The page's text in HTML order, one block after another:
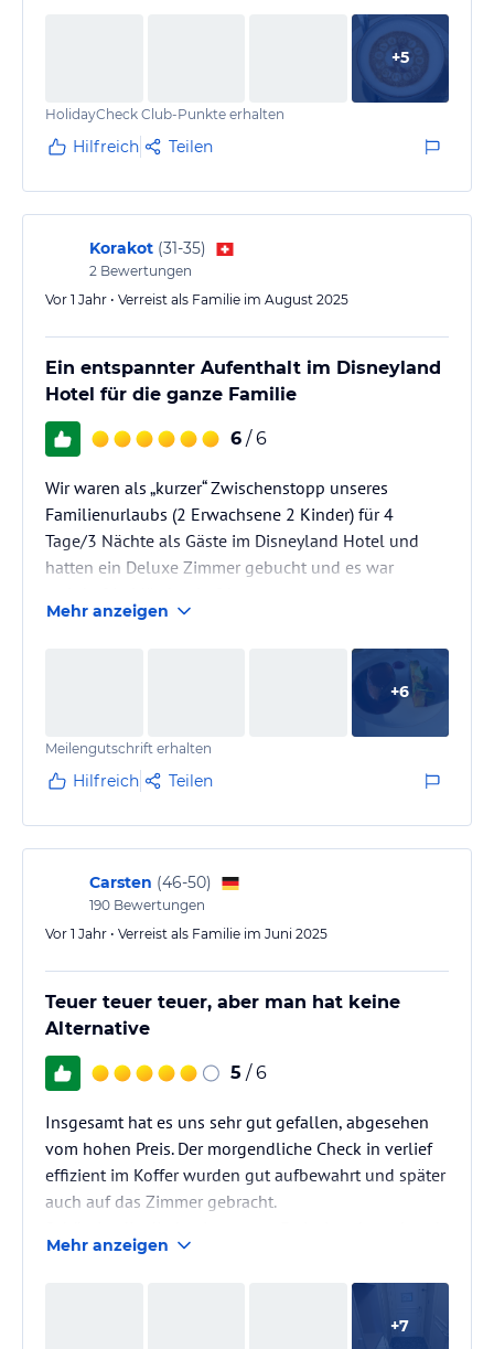
+5
HolidayCheck Club-Punkte erhalten
Hilfreich Teilen
Korakot (31-35)
2 Bewertungen
Vor 1 Jahr • Verreist als Familie im August 2025
Ein entspannter Aufenthalt im Disneyland
Hotel für die ganze Familie
6 / 6
Wir waren als „kurzer“ Zwischenstopp unseres
Familienurlaubs (2 Erwachsene 2 Kinder) für 4
Tage/3 Nächte als Gäste im Disneyland Hotel und
hatten ein Deluxe Zimmer gebucht und es war
Restaurants/Buffets und a la Carte Menüs, Schöne
Bar und die Deluxe Lounge war gemütlich, einladend
(Frühstück, gegen Abend für ein-zwei gemütliche
Drink(s)) und das in einer entspannten Umgebung,
Mehr anzeigen
+6
Meilengutschrift erhalten
Hilfreich Teilen
Carsten (46-50)
190 Bewertungen
Vor 1 Jahr • Verreist als Familie im Juni 2025
Teuer teuer teuer, aber man hat keine
Alternative
5 / 6
Insgesamt hat es uns sehr gut gefallen, abgesehen
vom hohen Preis. Der morgendliche Check in verlief
effizient im Koffer wurden gut aufbewahrt und später
auch auf das Zimmer gebracht.
zum Outlet, welches man mit dem Taxi oder uber
Figuren beim Essen kommen, aber ich finde es
Mehr anzeigen
+7